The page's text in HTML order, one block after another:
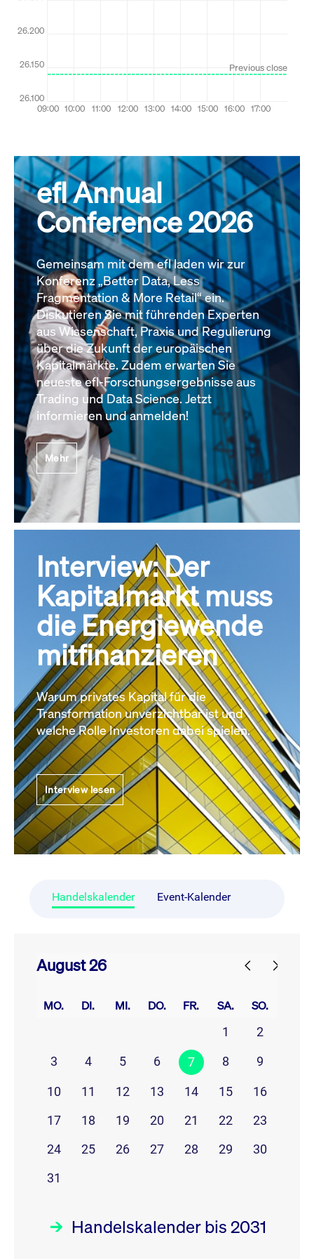
efl Annual
Conference 2026
Gemeinsam mit dem efl laden wir zur
Konferenz „Better Data, Less
Fragmentation & More Retail“ ein.
Diskutieren Sie mit führenden Experten
aus Wissenschaft, Praxis und Regulierung
über die Zukunft der europäischen
Kapitalmärkte. Zudem erwarten Sie
neueste efl-Forschungsergebnisse aus
Trading und Data Science. Jetzt
informieren und anmelden!
Mehr
Interview: Der
Kapitalmarkt muss
die Energiewende
mitfinanzieren
Warum privates Kapital für die
Transformation unverzichtbar ist und
welche Rolle Investoren dabei spielen.
Interview lesen
Handelskalender Event-Kalender
August 26
MO. DI. MI. DO. FR. SA. SO.
1
2
3
4 5 6 7 8 9
10 11 12 13 14 15
16
17
18 19 20 21 22
23
24
25 26 27 28 29
30
31
Handelskalender bis 2031